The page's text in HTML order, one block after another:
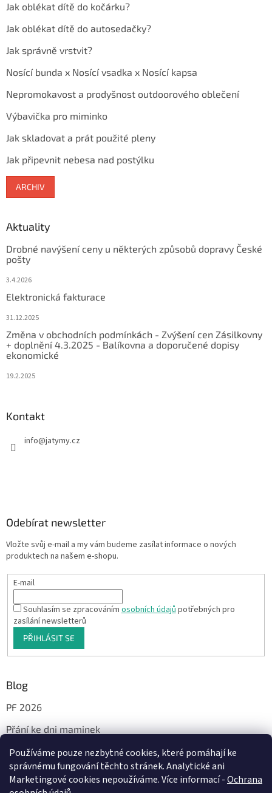
Používáme pouze nezbytné cookies, které pomáhají ke
správnému fungování těchto stránek. Analytické ani
Marketingové cookies nepoužíváme. Více informací -Ochrana
Jak oblékat dítě do kočárku?
Jak oblékat dítě do autosedačky?
Jak správně vrstvit?
Nosící bunda x Nosící vsadka x Nosící kapsa
Nepromokavost a prodyšnost outdoorového oblečení
Výbavička pro miminko
Jak skladovat a prát použité pleny
Jak připevnit nebesa nad postýlku
ARCHIV
Aktuality
Drobné navýšení ceny u některých způsobů dopravy České
pošty
3.4.2026
Elektronická fakturace
31.12.2025
Změna v obchodních podmínkách - Zvýšení cen Zásilkovny
+ doplnění 4.3.2025 - Balíkovna a doporučené dopisy
ekonomické
19.2.2025
Kontakt
info@jatymy.cz
Odebírat newsletter
Vložte svůj e-mail a my vám budeme zasílat informace o nových
produktech na našem e-shopu.
E-mail
Souhlasím se zpracovánímosobních údajůpotřebných pro
zasílání newsletterů
PŘIHLÁSIT SE
Blog
PF 2026
Přání ke dni maminek
Facebook